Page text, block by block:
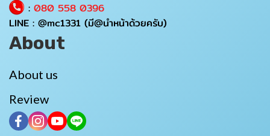
: 080 558 0396
LINE : @mc1331 (มี@นำหน้าด้วยครับ)
About
About us
Review